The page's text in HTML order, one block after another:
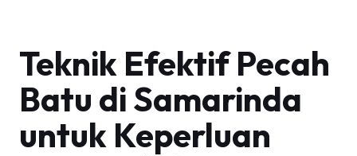
Teknik Efektif Pecah
Batu di Samarinda
untuk Keperluan